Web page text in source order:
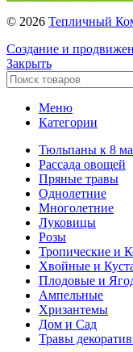
© 2026 Тепличный
Создание и
Закрыть
Меню
Категории
Тюльпаны к 8
Рассада овощей
Пряные травы
Однолетние
Многолетние
Луковицы
Розы
Тропические и
Хвойные и
Плодовые и
Ампельные
Хризантемы
Дом и Сад
Травы